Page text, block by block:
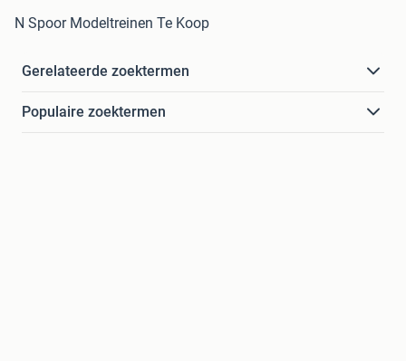
N Spoor Modeltreinen Te Koop
Gerelateerde zoektermen
Populaire zoektermen